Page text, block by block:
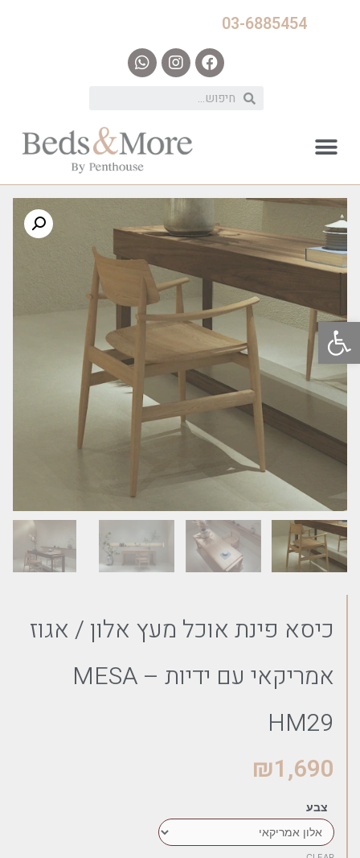
פתח סרגל נגישות
03-6885454
כיסא פינת אוכל מעץ אלון / אגוז
אמריקאי עם ידיות MESA –
HM29
₪1,690
צבע